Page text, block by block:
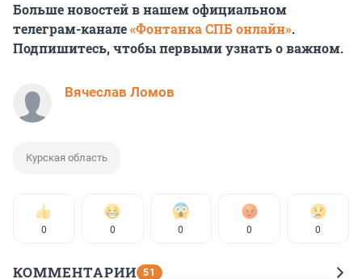
Больше новостей в нашем официальном
телеграм-канале«Фонтанка СПБ онлайн».
Подпишитесь, чтобы первыми узнать о важном.
Вячеслав Ломов
Курская область
0 0 0 0 0
КОММЕНТАРИИ 51